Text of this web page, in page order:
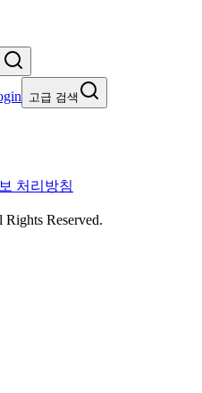
고급 검색
처리방침
Reserved.